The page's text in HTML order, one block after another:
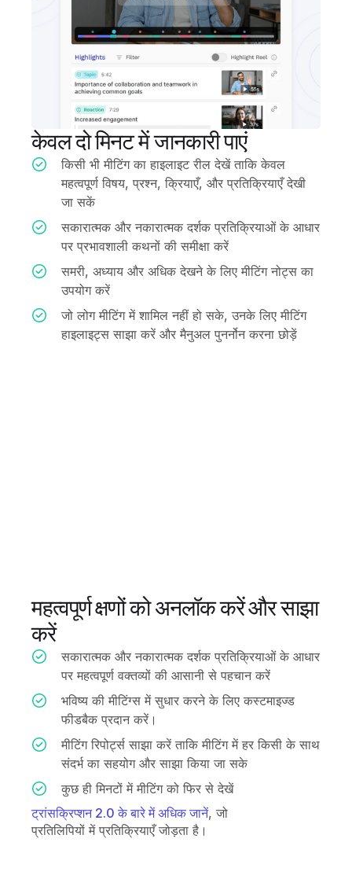
केवल दो मिनट में जानकारी पाएं
किसी भी मीटिंग का हाइलाइट रील देखें ताकि केवल
महत्वपूर्ण विषय, प्रश्न, क्रियाएँ, और प्रतिक्रियाएँ देखी
जा सकें
सकारात्मक और नकारात्मक दर्शक प्रतिक्रियाओं के आधार
पर प्रभावशाली कथनों की समीक्षा करें
समरी, अध्याय और अधिक देखने के लिए मीटिंग नोट्स का
उपयोग करें
जो लोग मीटिंग में शामिल नहीं हो सके, उनके लिए मीटिंग
हाइलाइट्स साझा करें और मैनुअल पुनर्नोन करना छोड़ें
महत्वपूर्ण क्षणों को अनलॉक करें और साझा
करें
सकारात्मक और नकारात्मक दर्शक प्रतिक्रियाओं के आधार
पर महत्वपूर्ण वक्तव्यों की आसानी से पहचान करें
भविष्य की मीटिंग्स में सुधार करने के लिए कस्टमाइज्ड
फीडबैक प्रदान करें।
मीटिंग रिपोर्ट्स साझा करें ताकि मीटिंग में हर किसी के साथ
संदर्भ का सहयोग और साझा किया जा सके
कुछ ही मिनटों में मीटिंग को फिर से देखें
ट्रांसक्रिप्शन 2.0 के बारे में अधिक जानें, जो
प्रतिलिपियों में प्रतिक्रियाएँ जोड़ता है।